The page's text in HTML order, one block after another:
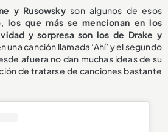
y Rusowskyson algunos de esos
los que más se mencionan en los
y sorpresa son los de Drake y
una canción llamada ‘Ahí’ y el segundo
afuera no dan muchas ideas de su
de tratarse de canciones bastante